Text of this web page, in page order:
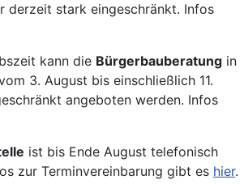
derzeit stark eingeschränkt. Infos
kann die Bürgerbauberatung in
3. August bis einschließlich 11.
angeboten werden. Infos
ist bis Ende August telefonisch
zur Terminvereinbarung gibt es hier.